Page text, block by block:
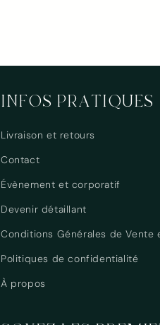
INFOS PRATIQUES
Livraison et retours
Contact
Évènement et corporatif
Devenir détaillant
Conditions Générales de Vente
Politiques de confidentialité
À propos